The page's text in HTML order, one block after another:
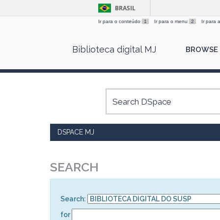
BRASIL
Ir para o conteúdo 1 Ir para o menu 2 Ir para
Biblioteca digital MJ BROWSE
DSPACE MJ
SEARCH
Search:
for